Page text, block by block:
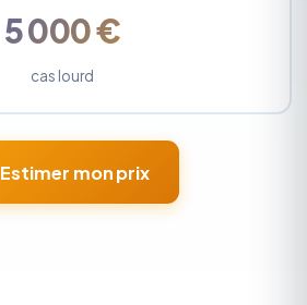
5 000 €
cas lourd
Estimer mon prix